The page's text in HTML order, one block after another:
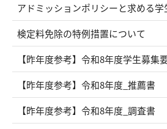
アドミッションポリシーと求める学
検定料免除の特例措置について
【昨年度参考】令和8年度学生募集
【昨年度参考】令和8年度_推薦書
【昨年度参考】令和8年度_調査書